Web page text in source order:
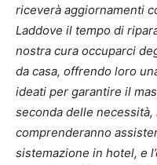
riceverà aggiornamenti
Laddove il tempo di
nostra cura occuparci
da casa, offrendo loro
ideati per garantire il
seconda delle
comprenderanno
sistemazione in hotel, e